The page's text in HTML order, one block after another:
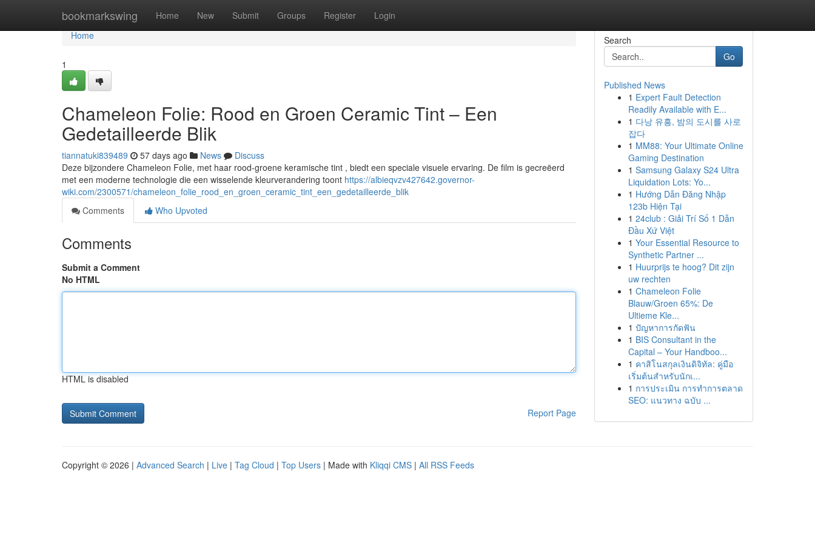
bookmarkswing Home New Submit Groups Register Login
Home
Home
1
Chameleon Folie: Rood en Groen Ceramic Tint – Een
Gedetailleerde Blik
tiannatuki839489 57 days ago News
Discuss
Deze bijzondere Chameleon Folie, met haar rood-groene keramische tint , biedt een speciale visuele ervaring. De film is gecreëerd
met een moderne technologie die een wisselende kleurverandering toont https://albieqvzv427642.governor-
wiki.com/2300571/chameleon_folie_rood_en_groen_ceramic_tint_een_gedetailleerde_blik
Comments
Who Upvoted
Comments
Submit a Comment
No HTML
HTML is disabled
Report Page
Search
Go
Published News
1 Expert Fault Detection
Readily Available with E...
1 다낭 유흥, 밤의 도시를 사로
잡다
1 MM88: Your Ultimate Online
Gaming Destination
1 Samsung Galaxy S24 Ultra
Liquidation Lots: Yo...
1 Hướng Dẫn Đăng Nhập
123b Hiện Tại
1 24club : Giải Trí Số 1 Dẫn
Đầu Xứ Việt
1 Your Essential Resource to
Synthetic Partner ...
1 Huurprijs te hoog? Dit zijn
uw rechten
1 Chameleon Folie
Blauw/Groen 65%: De
Ultieme Kle...
1 ปัญหาการกัดฟัน
1 BIS Consultant in the
Capital – Your Handboo...
1 คาสิโนสกุลเงินดิจิทัล: คู่มือ
เริ่มต้นสำหรับนักเ...
1 การประเมิน การทำการตลาด
SEO: แนวทาง ฉบับ ...
Copyright © 2026 | Advanced Search | Live | Tag Cloud | Top Users | Made with Kliqqi CMS | All RSS Feeds